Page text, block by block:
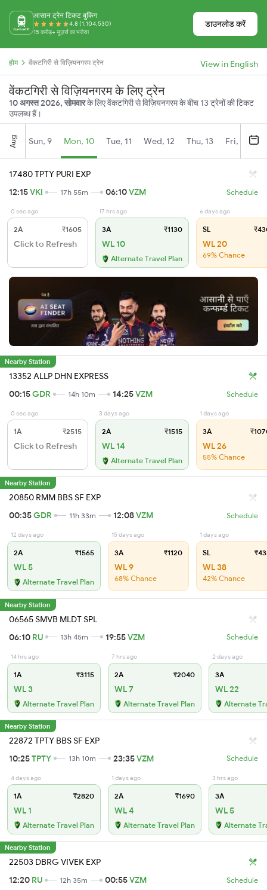
आसान ट्रेन टिकट बुकिंग
4.8 (1,104,530)
15 करोड़+ यूज़र्स का भरोसा
डाउनलोड करें
होम वेंकटगिरी से विज़ियनगरम ट्रेन View in English
वेंकटगिरी से विज़ियनगरम के लिए ट्रेन
10 अगस्त 2026, सोमवारके लिए वेंकटगिरी से विज़ियनगरम के बीच 13 ट्रेनों की टिकट
उपलब्ध हैं।
Aug Sun, 9 Mon, 10 Tue, 11 Wed, 12 Thu, 13 Fri, 14
17480 TPTY PURI EXP
12:15VKI 17h 55m 06:10VZM Schedule
0 sec ago
2A ₹1605
Click to Refresh
17 hrs ago
3A ₹1130
WL 10
Alternate Travel Plan
6 days ago
SL
WL 20
69% Chance
Nearby Station
13352 ALLP DHN EXPRESS
00:15GDR 14h 10m 14:25VZM Schedule
0 sec ago
1A ₹2515
Click to Refresh
3 days ago
2A ₹1515
WL 14
Alternate Travel Plan
1 days ago
3A
WL 26
55% Chance
Nearby Station
20850 RMM BBS SF EXP
00:35GDR 11h 33m 12:08VZM Schedule
12 days ago
2A ₹1565
WL 5
Alternate Travel Plan
15 days ago
3A ₹1120
WL 9
68% Chance
1 days ago
SL
WL 38
42% Chance
Nearby Station
06565 SMVB MLDT SPL
06:10 RU 13h 45m 19:55VZM Schedule
14 hrs ago
1A ₹3115
WL 3
Alternate Travel Plan
7 hrs ago
2A ₹2040
WL 7
Alternate Travel Plan
2 days ago
3A
WL 22
Alternate
Nearby Station
22872 TPTY BBS SF EXP
10:25TPTY 13h 10m 23:35VZM Schedule
4 days ago
1A ₹2820
WL 1
Alternate Travel Plan
1 days ago
2A ₹1690
WL 4
Alternate Travel Plan
3 hrs ago
3A
WL 5
Alternate
Nearby Station
22503 DBRG VIVEK EXP
12:20 RU 12h 35m 00:55VZM Schedule